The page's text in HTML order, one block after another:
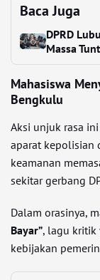
Baca Juga
DPRD
Massa
Mahasiswa
Bengkulu
Aksi unjuk rasa
aparat kepolisian
keamanan
sekitar gerbang
Dalam orasinya,
Bayar”, lagu kritik
kebijakan